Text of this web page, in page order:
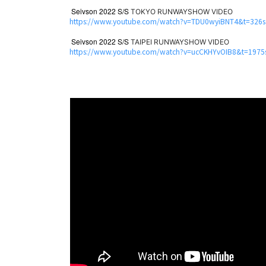
Seivson 2022 S/S TOKYO RUNWAYSHOW VIDEO
https://www.youtube.com/watch?v=TDU0wyiBNT4&t=326s
Seivson 2022 S/S TAIPEI RUNWAYSHOW VIDEO
https://www.youtube.com/